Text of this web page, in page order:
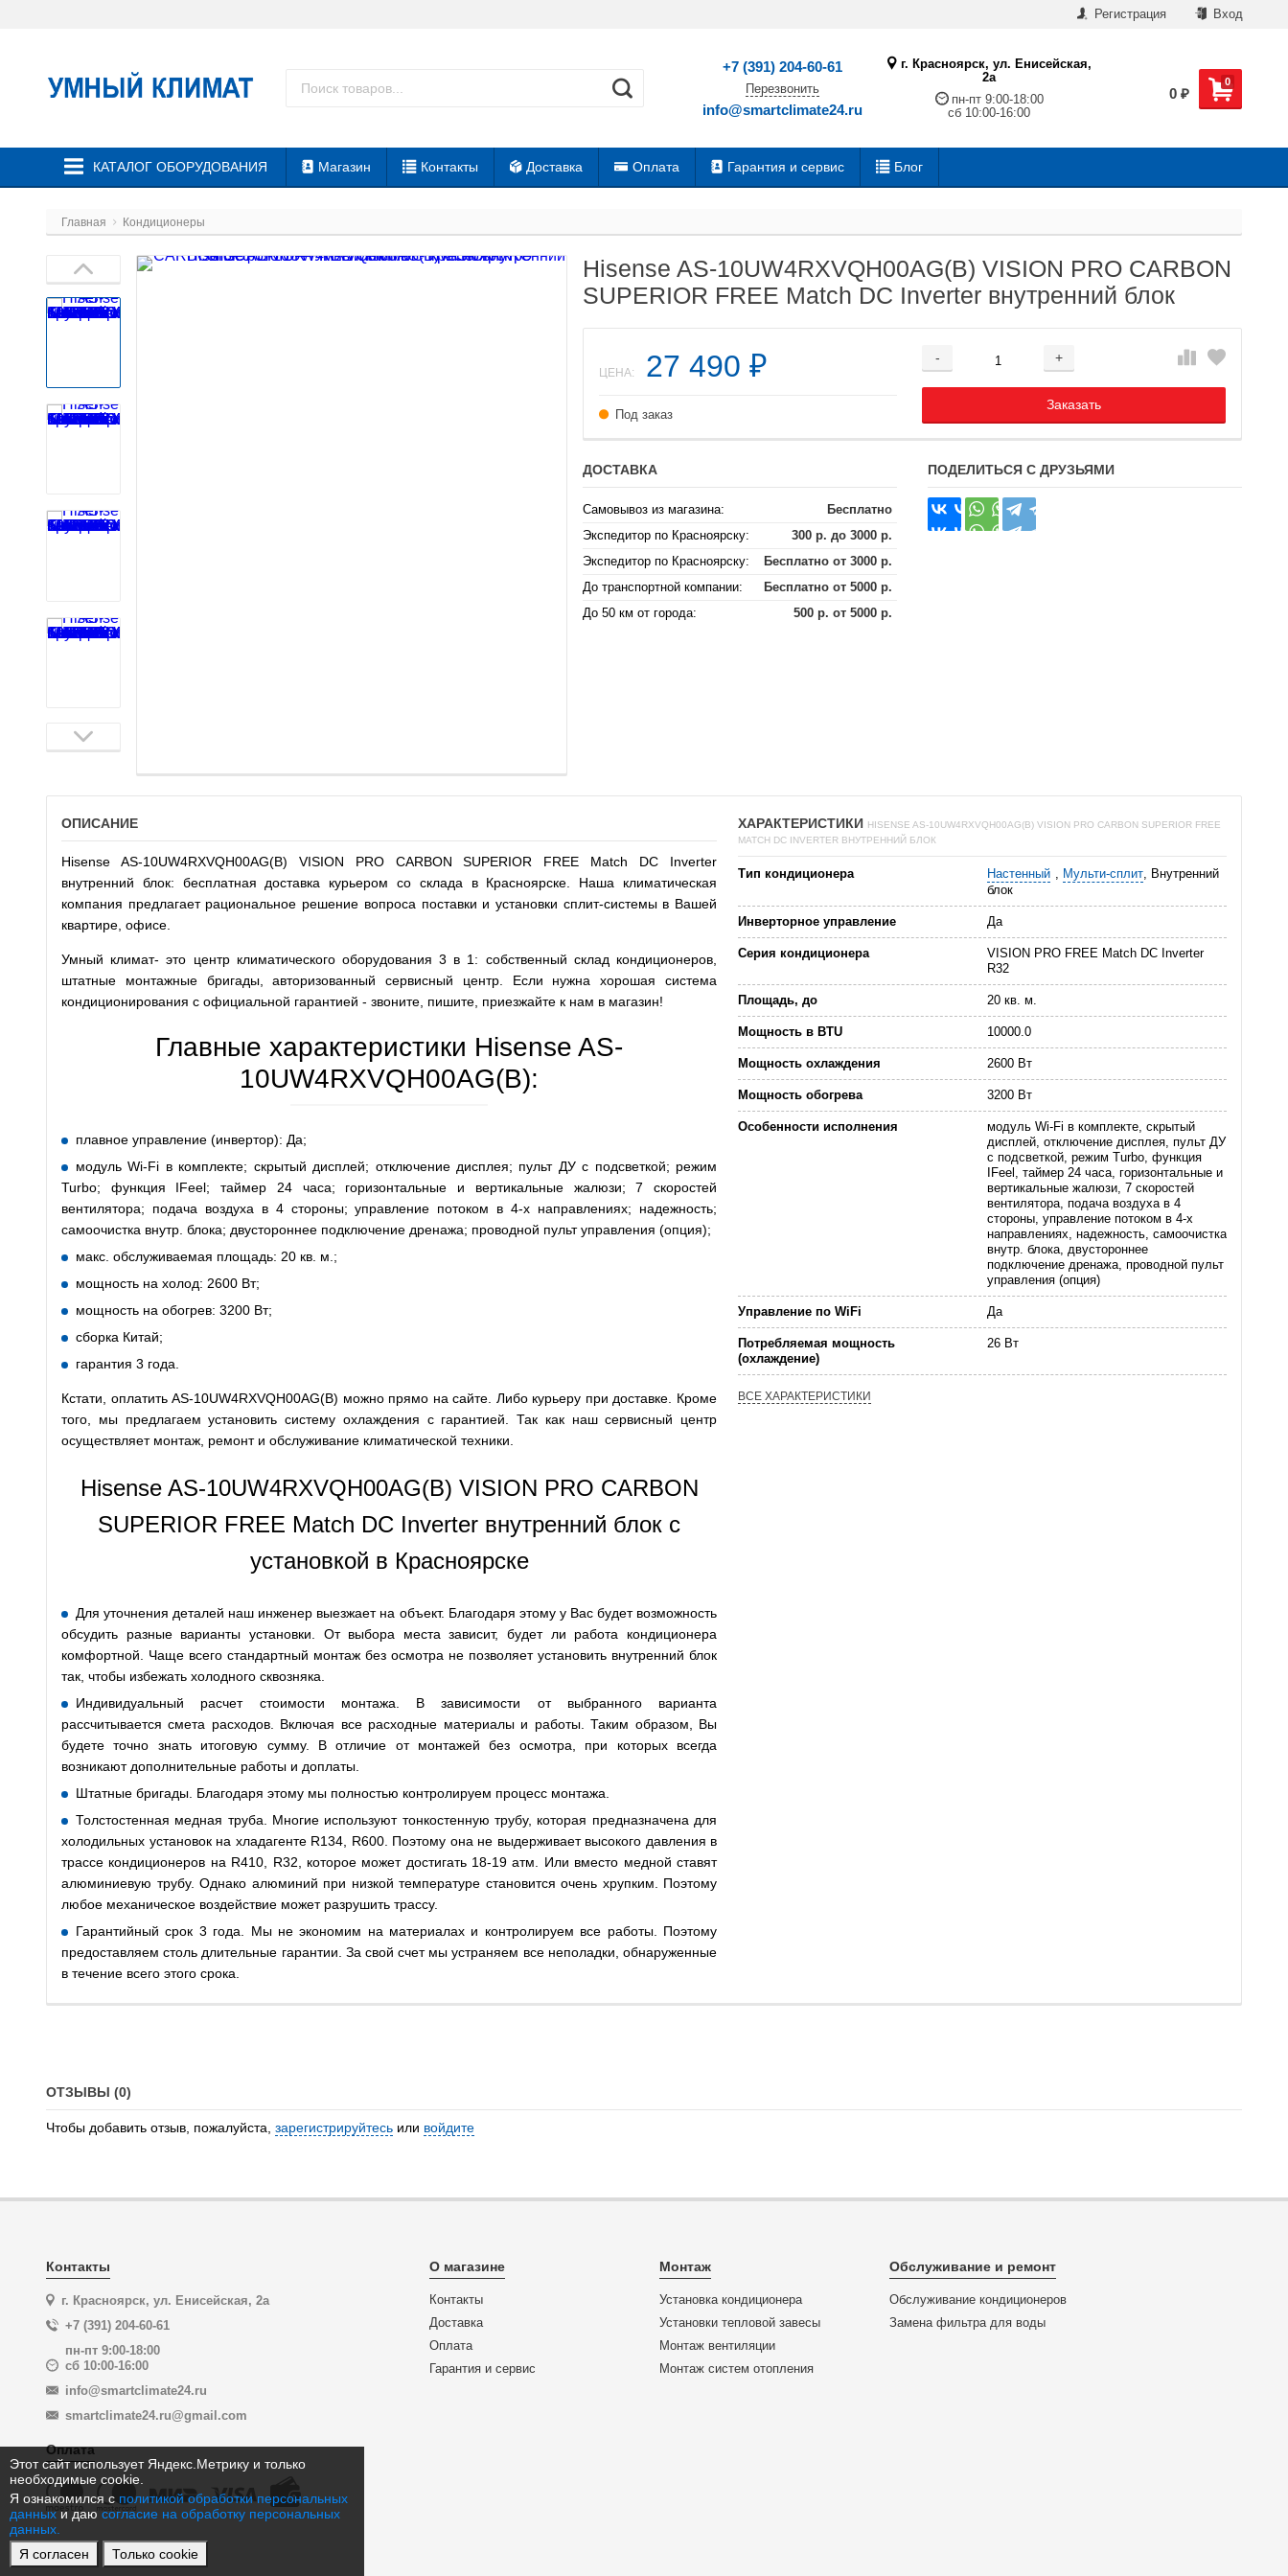
Этот сайт использует Яндекс.Метрику и только
необходимые cookie.
Я ознакомился с политикой обработки персональных
данных и даю согласие на обработку персональных
данных.
Я согласен
Только cookie
Регистрация Вход
+7 (391) 204-60-61
Перезвонить
info@smartclimate24.ru
г. Красноярск, ул. Енисейская,
2а
пн-пт 9:00-18:00
сб 10:00-16:00
0
0 ₽
КАТАЛОГ ОБОРУДОВАНИЯ Магазин Контакты Доставка Оплата Гарантия и сервис Блог
Главная Кондиционеры
Hisense AS-10UW4RXVQH00AG(B) VISION PRO CARBON
SUPERIOR FREE Match DC Inverter внутренний блок
- +
Добавляется...
Заказать
Добавлен
ЦЕНА: 27 490 ₽
Под заказ
ДОСТАВКА
Самовывоз из магазина:
Бесплатно
Экспедитор по Красноярску:
300 р. до 3000 р.
Экспедитор по Красноярску:
Бесплатно от 3000 р.
До транспортной компании:
Бесплатно от 5000 р.
До 50 км от города:
500 р. от 5000 р.
ПОДЕЛИТЬСЯ С ДРУЗЬЯМИ
ХАРАКТЕРИСТИКИ HISENSE AS-10UW4RXVQH00AG(B) VISION PRO CARBON SUPERIOR FREE
MATCH DC INVERTER ВНУТРЕННИЙ БЛОК
Тип кондиционера Настенный , Мульти-сплит, Внутренний
блок
Инверторное управление Да
Серия кондиционера
VISION PRO FREE Match DC Inverter
R32
Площадь, до 20 кв. м.
Мощность в BTU 10000.0
Мощность охлаждения 2600 Вт
Мощность обогрева 3200 Вт
Особенности исполнения
модуль Wi-Fi в комплекте, скрытый
дисплей, отключение дисплея, пульт ДУ
с подсветкой, режим Turbo, функция
IFeel, таймер 24 часа, горизонтальные и
вертикальные жалюзи, 7 скоростей
вентилятора, подача воздуха в 4
стороны, управление потоком в 4-х
направлениях, надежность, самоочистка
внутр. блока, двустороннее
подключение дренажа, проводной пульт
управления (опция)
Управление по WiFi Да
Потребляемая мощность
(охлаждение)
26 Вт
ВСЕ ХАРАКТЕРИСТИКИ
ОПИСАНИЕ
Hisense AS-10UW4RXVQH00AG(B) VISION PRO CARBON SUPERIOR FREE Match DC Inverter
внутренний блок: бесплатная доставка курьером со склада в Красноярске. Наша климатическая
компания предлагает рациональное решение вопроса поставки и установки сплит-системы в Вашей
квартире, офисе.
Умный климат- это центр климатического оборудования 3 в 1: собственный склад кондиционеров,
штатные монтажные бригады, авторизованный сервисный центр. Если нужна хорошая система
кондиционирования с официальной гарантией - звоните, пишите, приезжайте к нам в магазин!
Главные характеристики Hisense AS-
10UW4RXVQH00AG(B):
плавное управление (инвертор): Да;
модуль Wi-Fi в комплекте; скрытый дисплей; отключение дисплея; пульт ДУ с подсветкой; режим
Turbo; функция IFeel; таймер 24 часа; горизонтальные и вертикальные жалюзи; 7 скоростей
вентилятора; подача воздуха в 4 стороны; управление потоком в 4-х направлениях; надежность;
самоочистка внутр. блока; двустороннее подключение дренажа; проводной пульт управления (опция);
макс. обслуживаемая площадь: 20 кв. м.;
мощность на холод: 2600 Вт;
мощность на обогрев: 3200 Вт;
сборка Китай;
гарантия 3 года.
Кстати, оплатить AS-10UW4RXVQH00AG(B) можно прямо на сайте. Либо курьеру при доставке. Кроме
того, мы предлагаем установить систему охлаждения с гарантией. Так как наш сервисный центр
осуществляет монтаж, ремонт и обслуживание климатической техники.
Hisense AS-10UW4RXVQH00AG(B) VISION PRO CARBON
SUPERIOR FREE Match DC Inverter внутренний блок с
установкой в Красноярске
Для уточнения деталей наш инженер выезжает на объект. Благодаря этому у Вас будет возможность
обсудить разные варианты установки. От выбора места зависит, будет ли работа кондиционера
комфортной. Чаще всего стандартный монтаж без осмотра не позволяет установить внутренний блок
так, чтобы избежать холодного сквозняка.
Индивидуальный расчет стоимости монтажа. В зависимости от выбранного варианта
рассчитывается смета расходов. Включая все расходные материалы и работы. Таким образом, Вы
будете точно знать итоговую сумму. В отличие от монтажей без осмотра, при которых всегда
возникают дополнительные работы и доплаты.
Штатные бригады. Благодаря этому мы полностью контролируем процесс монтажа.
Толстостенная медная труба. Многие используют тонкостенную трубу, которая предназначена для
холодильных установок на хладагенте R134, R600. Поэтому она не выдерживает высокого давления в
трассе кондиционеров на R410, R32, которое может достигать 18-19 атм. Или вместо медной ставят
алюминиевую трубу. Однако алюминий при низкой температуре становится очень хрупким. Поэтому
любое механическое воздействие может разрушить трассу.
Гарантийный срок 3 года. Мы не экономим на материалах и контролируем все работы. Поэтому
предоставляем столь длительные гарантии. За свой счет мы устраняем все неполадки, обнаруженные
в течение всего этого срока.
ОТЗЫВЫ (0)
Чтобы добавить отзыв, пожалуйста, зарегистрируйтесь или войдите
Контакты
г. Красноярск, ул. Енисейская, 2а
+7 (391) 204-60-61
пн-пт 9:00-18:00
сб 10:00-16:00
info@smartclimate24.ru
smartclimate24.ru@gmail.com
Оплата
О магазине
Контакты
Доставка
Оплата
Гарантия и сервис
Монтаж
Установка кондиционера
Установки тепловой завесы
Монтаж вентиляции
Монтаж систем отопления
Обслуживание и ремонт
Обслуживание кондиционеров
Замена фильтра для воды